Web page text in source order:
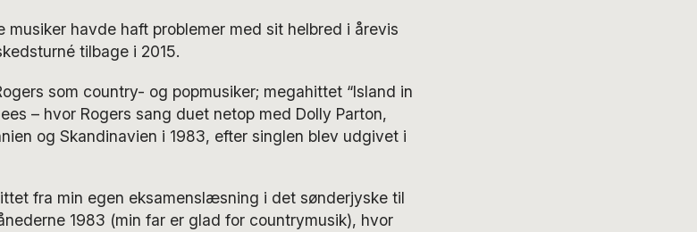
musiker havde haft problemer med sit helbred i årevis
tilbage i 2015.
som country- og popmusiker; megahittet “Island in
– hvor Rogers sang duet netop med Dolly Parton,
og Skandinavien i 1983, efter singlen blev udgivet i
fra min egen eksamenslæsning i det sønderjyske til
1983 (min far er glad for countrymusik), hvor